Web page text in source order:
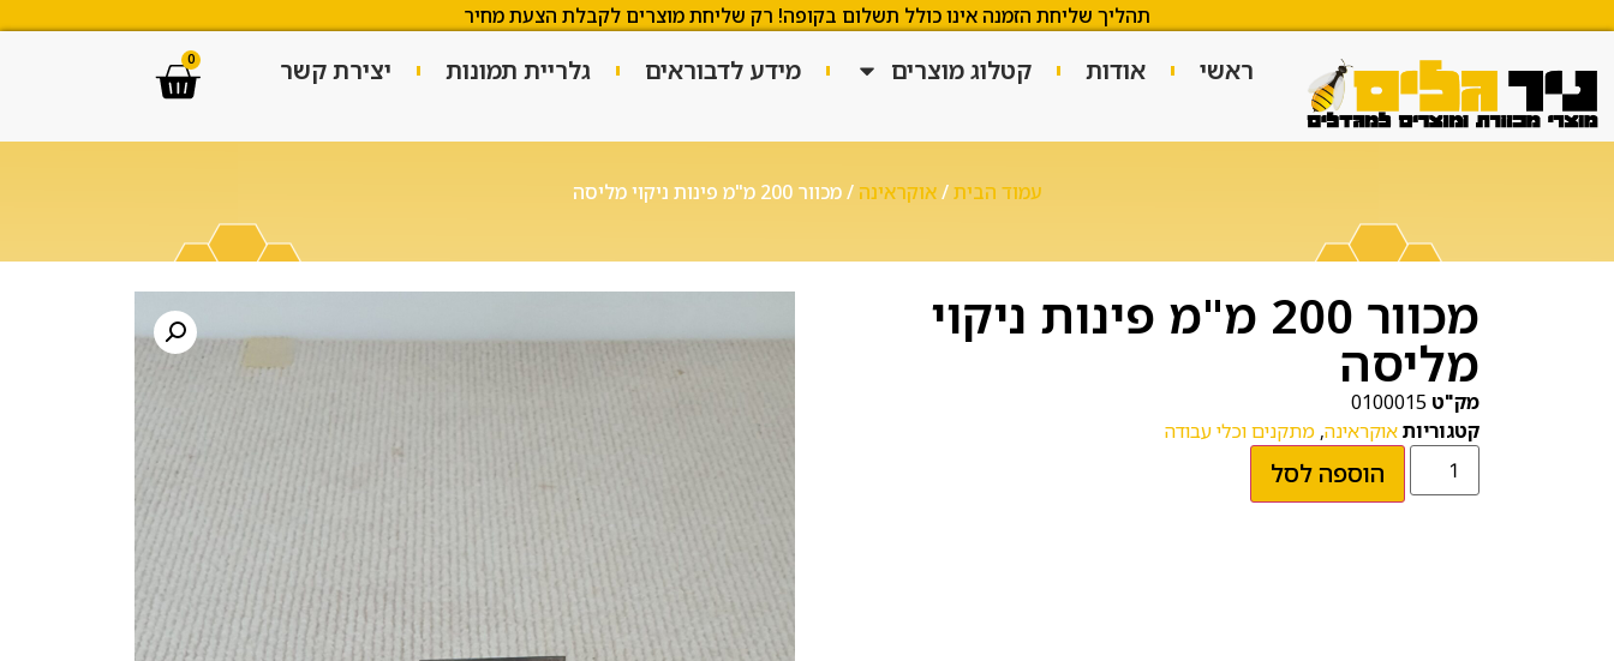
תהליך שליחת הזמנה אינו כולל תשלום בקופה! רק שליחת מוצרים לקבלת הצעת מחיר
ראשי אודות קטלוג מוצרים מידע לדבוראים גלריית תמונות יצירת קשר 0
עמוד הבית/אוקראינה / מכוור 200 מ"מ פינות ניקוי מליסה
מכוור 200 מ"מ פינות ניקוי
מליסה
מק"ט 0100015
קטגוריותאוקראינה, מתקנים וכלי עבודה
הוספה לסל